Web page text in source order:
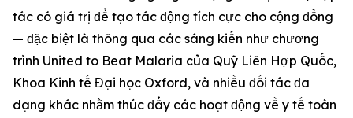
tác có giá trị để tạo tác động tích cực cho cộng đồng
— đặc biệt là thông qua các sáng kiến như chương
trình United to Beat Malaria của Quỹ Liên Hợp Quốc,
Khoa Kinh tế Đại học Oxford, và nhiều đối tác đa
dạng khác nhằm thúc đẩy các hoạt động về y tế toàn